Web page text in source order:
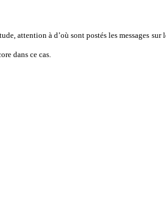
attention à d’où sont postés les messages
dans ce cas.